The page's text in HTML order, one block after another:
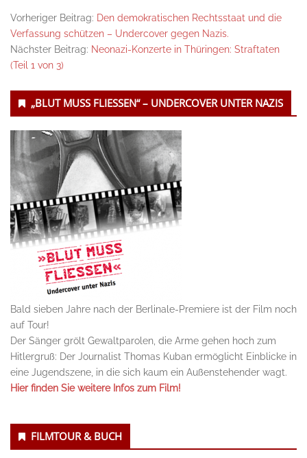
Vorheriger Beitrag: Den demokratischen Rechtsstaat und die
Verfassung schützen – Undercover gegen Nazis.
Nächster Beitrag: Neonazi-Konzerte in Thüringen: Straftaten
(Teil 1 von 3)
Untergeordnet
Seitenleiste
„BLUT MUSS FLIESSEN“ – UNDERCOVER UNTER NAZIS
Bald sieben Jahre nach der Berlinale-Premiere ist der Film noch
auf Tour!
Der Sänger grölt Gewaltparolen, die Arme gehen hoch zum
Hitlergruß: Der Journalist Thomas Kuban ermöglicht Einblicke in
eine Jugendszene, in die sich kaum ein Außenstehender wagt.
Hier finden Sie weitere Infos zum Film!
FILMTOUR & BUCH